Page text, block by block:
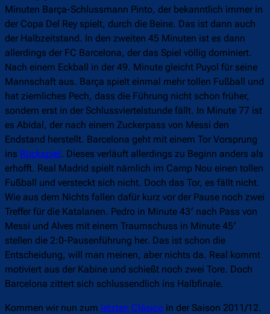
Minuten Barça-Schlussmann Pinto, der bekanntlich immer in
der Copa Del Rey spielt, durch die Beine. Das ist dann auch
der Halbzeitstand. In den zweiten 45 Minuten ist es dann
allerdings der FC Barcelona, der das Spiel völlig dominiert.
Nach einem Eckball in der 49. Minute gleicht Puyol für seine
Mannschaft aus. Barça spielt einmal mehr tollen Fußball und
hat ziemliches Pech, dass die Führung nicht schon früher,
sondern erst in der Schlussviertelstunde fällt. In Minute 77 ist
es Abidal, der nach einem Zuckerpass von Messi den
Endstand herstellt. Barcelona geht mit einem Tor Vorsprung
ins Rückspiel. Dieses verläuft allerdings zu Beginn anders als
erhofft. Real Madrid spielt nämlich im Camp Nou einen tollen
Fußball und versteckt sich nicht. Doch das Tor, es fällt nicht.
Wie aus dem Nichts fallen dafür kurz vor der Pause noch zwei
Treffer für die Katalanen. Pedro in Minute 43′ nach Pass von
Messi und Alves mit einem Traumschuss in Minute 45′
stellen die 2:0-Pausenführung her. Das ist schon die
Entscheidung, will man meinen, aber nichts da. Real kommt
motiviert aus der Kabine und schießt noch zwei Tore. Doch
Barcelona zittert sich schlussendlich ins Halbfinale.
Kommen wir nun zum letzten Clásico in der Saison 2011/12.